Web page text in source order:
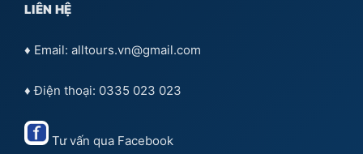
LIÊN HỆ
♦ Email: alltours.vn@gmail.com
♦ Điện thoại: 0335 023 023
Tư vấn qua Facebook